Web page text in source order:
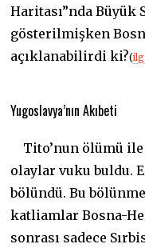
Haritası”nda Büyük
gösterilmişken
açıklanabilirdi ki?(
Yugoslavya’nın Akıbeti
Tito’nun ölümü ile
olaylar vuku buldu.
bölündü. Bu
katliamlar Bosna-
sonrası sadece